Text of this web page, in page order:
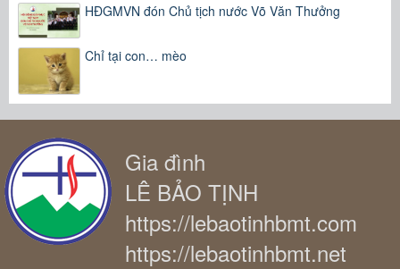
HĐGMVN đón Chủ tịch nước Võ Văn Thưởng
Chỉ tại con… mèo
Gia đình
LÊ BẢO TỊNH
https://lebaotinhbmt.com
https://lebaotinhbmt.net